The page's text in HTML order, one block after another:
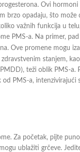
Ovi
brzo opadaju, što može
važnih funkcija u
PMS-a. Na primer,
Ove promene mogu
stanjem,
teži oblik PMS-a.
PMS-a, intenzivirajući
Za početak, pijte
ublažiti grčeve.